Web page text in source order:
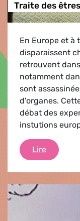
Traite des
En Europe et à
disparaissent
retrouvent
notamment
sont
d'organes.
débat des
instutions
LireTraite